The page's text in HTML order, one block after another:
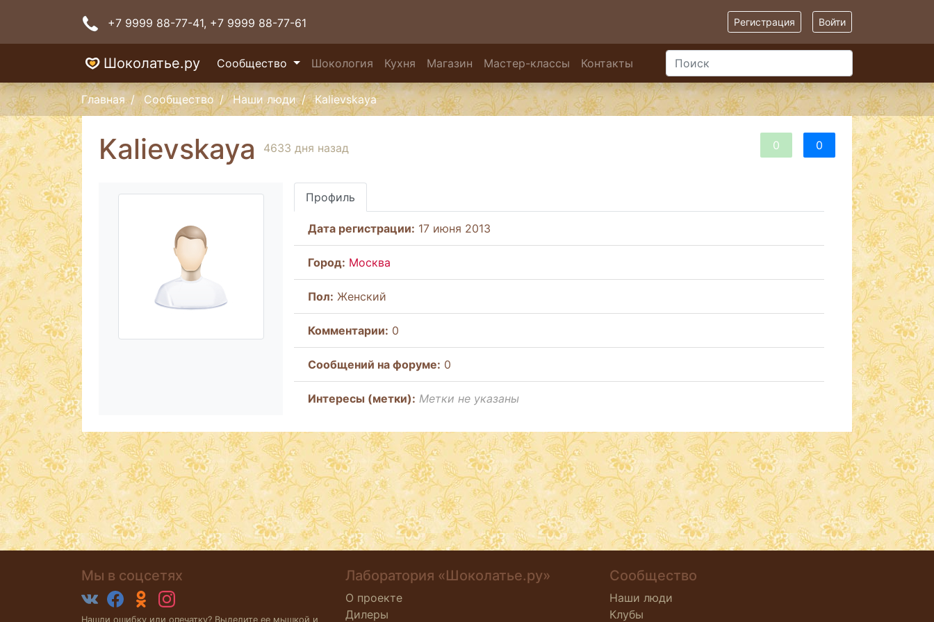
+7 9999 88-77-41, +7 9999 88-77-61 Регистрация Войти
Шоколатье.ру Сообщество Шокология Кухня Магазин Мастер-классы Контакты
Главная Сообщество Наши люди Kalievskaya
0 0
Kalievskaya 4633 дня назад
Профиль
Дата регистрации: 17 июня 2013
Город: Москва
Пол: Женский
Комментарии: 0
Cообщений на форуме: 0
Интересы (метки): Метки не указаны
Мы в соцсетях
Нашли ошибку или опечатку? Выделите ее мышкой и
Лаборатория «Шоколатье.ру»
О проекте
Дилеры
Сообщество
Наши люди
Клубы